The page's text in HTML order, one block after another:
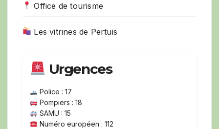
Office de tourisme
Les vitrines de Pertuis
Urgences
Police : 17
Pompiers : 18
SAMU : 15
Numéro européen : 112